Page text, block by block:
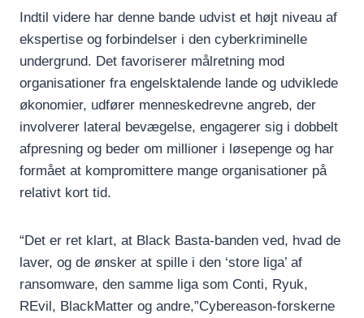
Indtil videre har denne bande udvist et højt niveau af
ekspertise og forbindelser i den cyberkriminelle
undergrund. Det favoriserer målretning mod
organisationer fra engelsktalende lande og udviklede
økonomier, udfører menneskedrevne angreb, der
involverer lateral bevægelse, engagerer sig i dobbelt
afpresning og beder om millioner i løsepenge og har
formået at kompromittere mange organisationer på
relativt kort tid.
“Det er ret klart, at Black Basta-banden ved, hvad de
laver, og de ønsker at spille i den ‘store liga’ af
ransomware, den samme liga som Conti, Ryuk,
REvil, BlackMatter og andre,”Cybereason-forskerne